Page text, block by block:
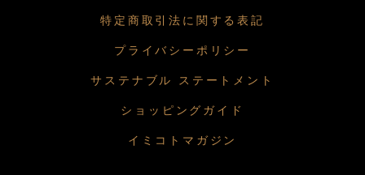
特定商取引法に関する表記
プライバシーポリシー
サステナブル ステートメント
ショッピングガイド
イミコトマガジン